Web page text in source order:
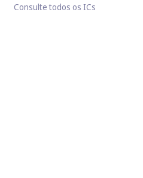
Consulte todos os ICs